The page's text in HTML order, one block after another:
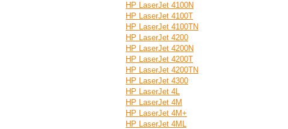
HP LaserJet 4100N
HP LaserJet 4100T
HP LaserJet 4100TN
HP LaserJet 4200
HP LaserJet 4200N
HP LaserJet 4200T
HP LaserJet 4200TN
HP LaserJet 4300
HP LaserJet 4L
HP LaserJet 4M
HP LaserJet 4M+
HP LaserJet 4ML